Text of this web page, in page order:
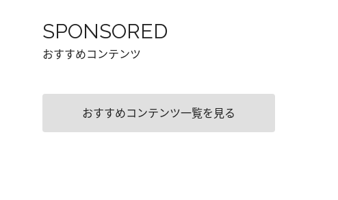
SPONSORED
おすすめコンテンツ
おすすめコンテンツ一覧を見る